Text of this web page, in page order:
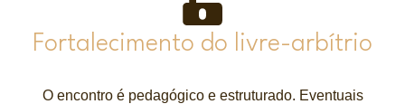
Fortalecimento do livre-arbítrio
O encontro é pedagógico e estruturado. Eventuais